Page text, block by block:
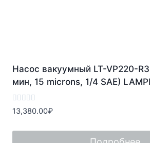
Насос вакуумный LT-VP220-
мин, 15 microns, 1/4 SAE)
Оценка
0
5
13,380.00₽